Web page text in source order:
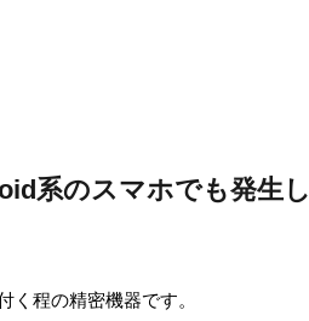
系のスマホでも発生し
く程の精密機器です。